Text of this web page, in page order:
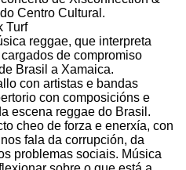
Centro Cultural.
Turf
reggae, que interpreta
de compromiso
Brasil a Xamaica.
con artistas e bandas
con composicións e
escena reggae do Brasil.
cheo de forza e enerxía, con
fala da corrupción, da
problemas sociais. Música